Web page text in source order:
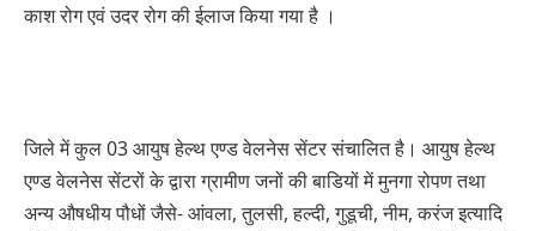
काश रोग एवं उदर रोग की ईलाज किया गया है ।
जिले में कुल 03 आयुष हेल्थ एण्ड वेलनेस सेंटर संचालित है। आयुष हेल्थ
एण्ड वेलनेस सेंटरों के द्वारा ग्रामीण जनों की बाडियों में मुनगा रोपण तथा
अन्य औषधीय पौधों जैसे- आंवला, तुलसी, हल्दी, गुडूची, नीम, करंज इत्यादि